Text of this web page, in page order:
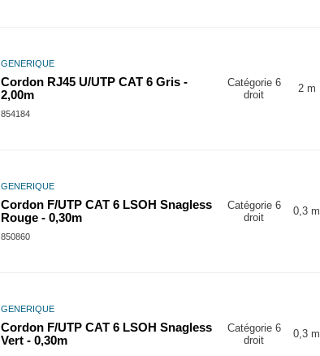
GENERIQUE
Cordon RJ45 U/UTP CAT 6 Gris -
2,00m
854184
Catégorie 6
droit
2 m
GENERIQUE
Cordon F/UTP CAT 6 LSOH Snagless
Rouge - 0,30m
850860
Catégorie 6
droit
0,3 m
GENERIQUE
Cordon F/UTP CAT 6 LSOH Snagless
Vert - 0,30m
Catégorie 6
droit
0,3 m